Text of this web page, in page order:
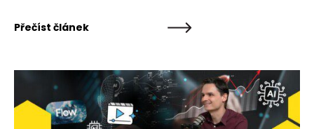
Přečíst článek